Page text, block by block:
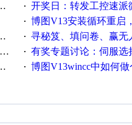
· 开奖日：转发工控速派微刊 得小米
· 博图V13安装循环重启，删除注册
· 寻秘笈、填问卷、赢无
· 有奖专题讨论：伺服选择的“小细节
· 博图V13wincc中如何做个1s周